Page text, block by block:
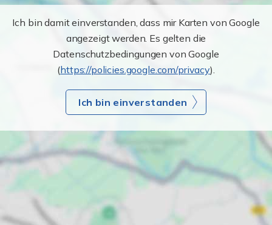
Ich bin damit einverstanden, dass mir Karten von Google
angezeigt werden. Es gelten die
Datenschutzbedingungen von Google
(https://policies.google.com/privacy).
Ich bin einverstanden